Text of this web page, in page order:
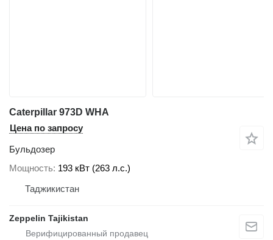
Caterpillar 973D WHA
Цена по запросу
Бульдозер
Мощность 193 кВт (263 л.с.)
Таджикистан
Zeppelin Tajikistan